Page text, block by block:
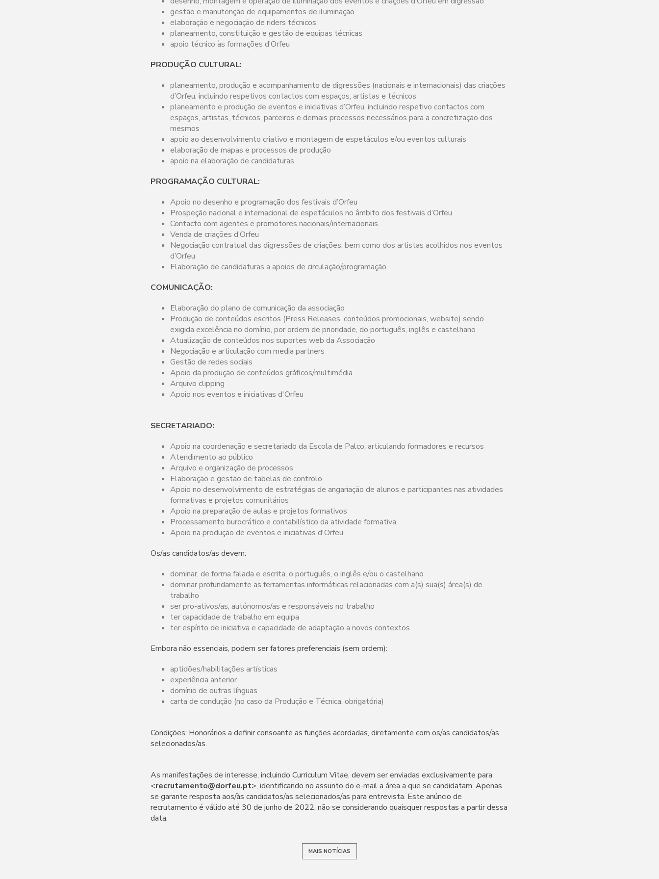
gestão e manutenção de equipamentos de iluminação
elaboração e negociação de riders técnicos
planeamento, constituição e gestão de equipas técnicas
apoio técnico às formações d’Orfeu
PRODUÇÃO CULTURAL:
planeamento, produção e acompanhamento de digressões (nacionais e internacionais) das criações
d’Orfeu, incluindo respetivos contactos com espaços, artistas e técnicos
planeamento e produção de eventos e iniciativas d’Orfeu, incluindo respetivo contactos com
espaços, artistas, técnicos, parceiros e demais processos necessários para a concretização dos
mesmos
apoio ao desenvolvimento criativo e montagem de espetáculos e/ou eventos culturais
elaboração de mapas e processos de produção
apoio na elaboração de candidaturas
PROGRAMAÇÃO CULTURAL:
Apoio no desenho e programação dos festivais d’Orfeu
Prospeção nacional e internacional de espetáculos no âmbito dos festivais d’Orfeu
Contacto com agentes e promotores nacionais/internacionais
Venda de criações d’Orfeu
Negociação contratual das digressões de criações, bem como dos artistas acolhidos nos eventos
d’Orfeu
Elaboração de candidaturas a apoios de circulação/programação
COMUNICAÇÃO:
Elaboração do plano de comunicação da associação
Produção de conteúdos escritos (Press Releases, conteúdos promocionais, website) sendo
exigida excelência no domínio, por ordem de prioridade, do português, inglês e castelhano
Atualização de conteúdos nos suportes web da Associação
Negociação e articulação com media partners
Gestão de redes sociais
Apoio da produção de conteúdos gráficos/multimédia
Arquivo clipping
Apoio nos eventos e iniciativas d'Orfeu
SECRETARIADO:
Apoio na coordenação e secretariado da Escola de Palco, articulando formadores e recursos
Atendimento ao público
Arquivo e organização de processos
Elaboração e gestão de tabelas de controlo
Apoio no desenvolvimento de estratégias de angariação de alunos e participantes nas atividades
formativas e projetos comunitários
Apoio na preparação de aulas e projetos formativos
Processamento burocrático e contabilístico da atividade formativa
Apoio na produção de eventos e iniciativas d'Orfeu
Os/as candidatos/as devem:
dominar, de forma falada e escrita, o português, o inglês e/ou o castelhano
dominar profundamente as ferramentas informáticas relacionadas com a(s) sua(s) área(s) de
trabalho
ser pro-ativos/as, autónomos/as e responsáveis no trabalho
ter capacidade de trabalho em equipa
ter espírito de iniciativa e capacidade de adaptação a novos contextos
Embora não essenciais, podem ser fatores preferenciais (sem ordem):
aptidões/habilitações artísticas
experiência anterior
domínio de outras línguas
carta de condução (no caso da Produção e Técnica, obrigatória)
Condições: Honorários a definir consoante as funções acordadas, diretamente com os/as candidatos/as
selecionados/as.
As manifestações de interesse, incluindo Curriculum Vitae, devem ser enviadas exclusivamente para
<recrutamento@dorfeu.pt>, identificando no assunto do e-mail a área a que se candidatam. Apenas
se garante resposta aos/às candidatos/as selecionados/as para entrevista. Este anúncio de
recrutamento é válido até 30 de junho de 2022, não se considerando quaisquer respostas a partir dessa
data.
MAIS NOTÍCIAS